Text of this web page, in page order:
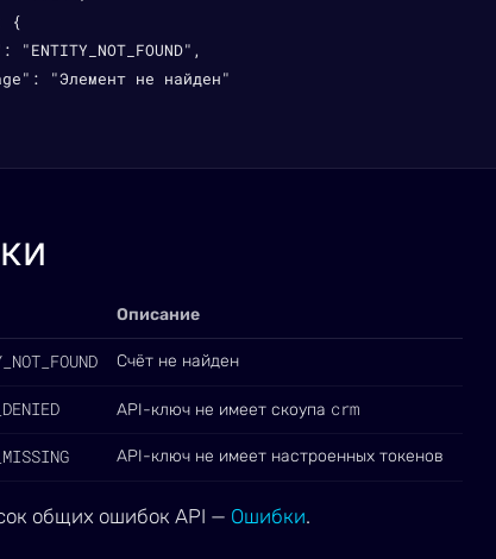
{
"ENTITY_NOT_FOUND",
"Элемент не найден"
Описание
Счёт не найден
API-ключ не имеет скоупа crm
API-ключ не имеет настроенных токенов
общих ошибок API — Ошибки.